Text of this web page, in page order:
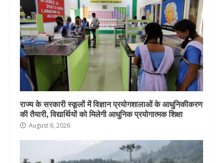
राज्य के सरकारी स्कूलों में विज्ञान प्रयोगशालाओं के आधुनिकीकरण
की तैयारी, विद्यार्थियों को मिलेगी आधुनिक प्रयोगात्मक शिक्षा
August 6, 2026